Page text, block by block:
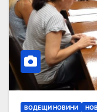
ВОДЕЩИ НОВИНИ